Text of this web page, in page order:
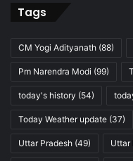
Tags
CM Yogi Adityanath (88)
Pm Narendra Modi (99)
today's history (54)
Today Weather update (37)
Uttar Pradesh (49) Uttar